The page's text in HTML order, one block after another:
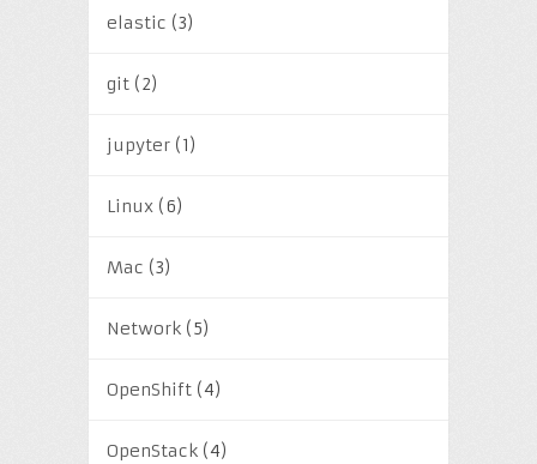
elastic (3)
git(2)
jupyter(1)
Linux(6)
Mac (3)
Network(5)
OpenShift(4)
OpenStack(4)